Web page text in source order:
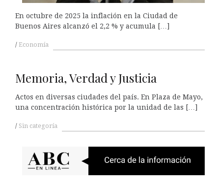
En octubre de 2025 la inflación en la Ciudad de
Buenos Aires alcanzó el 2,2 % y acumula […]
Economía
Memoria, Verdad y Justicia
Actos en diversas ciudades del país. En Plaza de Mayo,
una concentración histórica por la unidad de las […]
Sin categoría